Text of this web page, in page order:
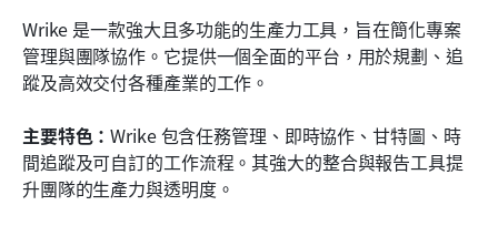
Wrike 是一款強大且多功能的生產力工具，旨在簡化專案
管理與團隊協作。它提供一個全面的平台，用於規劃、追
蹤及高效交付各種產業的工作。
主要特色：Wrike 包含任務管理、即時協作、甘特圖、時
間追蹤及可自訂的工作流程。其強大的整合與報告工具提
升團隊的生產力與透明度。